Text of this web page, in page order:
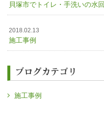
貝塚市でトイレ・手洗いの水
2018.02.13
施工事例
ブログカテゴリ
施工事例